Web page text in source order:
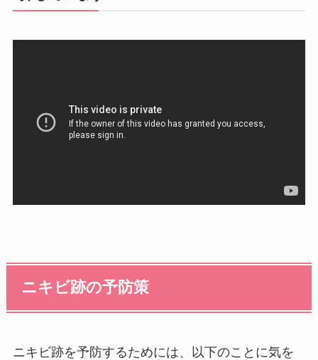
ニキビ跡の予防策
ニキビ跡を予防するためには、以下のことに気を